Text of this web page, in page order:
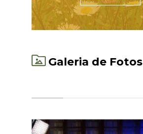
Galeria de Fotos